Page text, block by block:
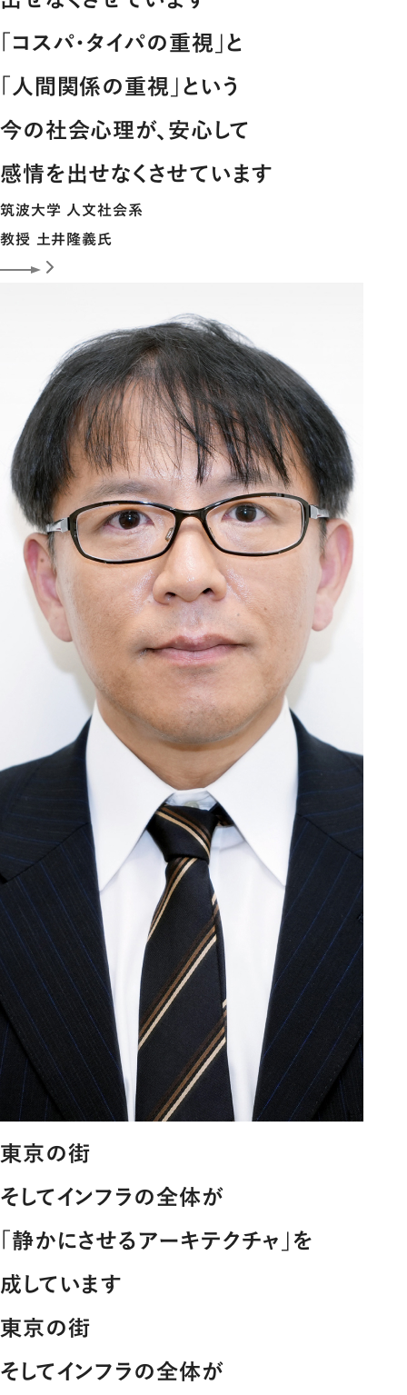
「コスパ･タイパの重視｣と
｢人間関係の重視｣という
今の社会心理が、安心して
感情を出せなくさせています
筑波大学 人文社会系
教授
土井隆義氏
東京の街
そしてインフラの全体が
｢静かにさせるアーキテクチャ｣を
成しています
東京の街
そしてインフラの全体が